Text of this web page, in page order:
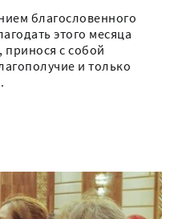
благословенного
этого месяца
с собой
и только